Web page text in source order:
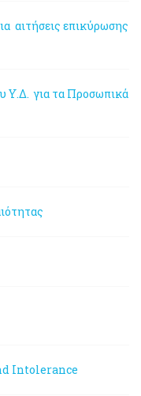
αιτήσεις επικύρωσης
Υ.Δ. για τα Προσωπικά
Intolerance